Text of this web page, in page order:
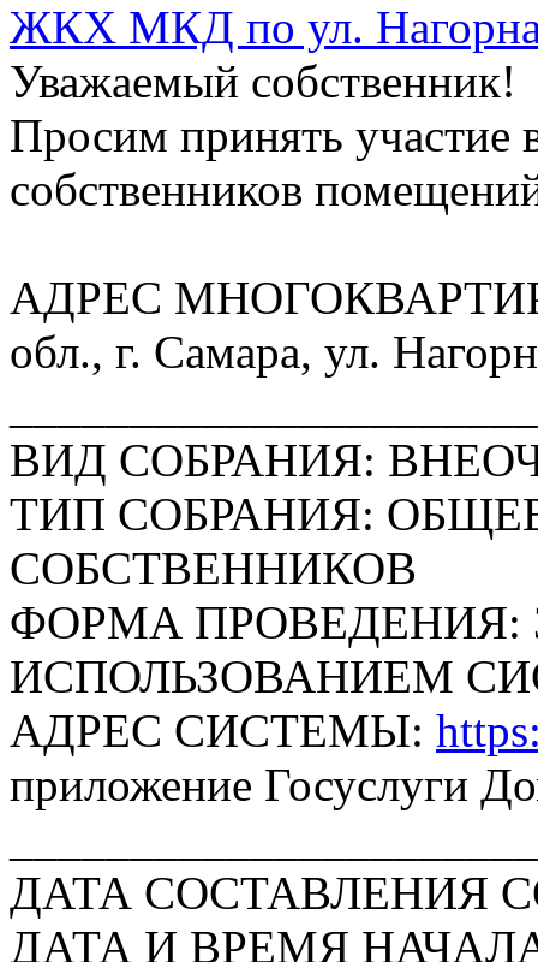
ЖКХ МКД по ул.
Уважаемый собственник!
Просим принять участие
собственников
АДРЕС
обл., г. Самара, ул.
ВИД СОБРАНИЯ:
ТИП СОБРАНИЯ:
СОБСТВЕННИКОВ
ФОРМА ПРОВЕДЕНИЯ:
ИСПОЛЬЗОВАНИЕМ
АДРЕС СИСТЕМЫ:
приложение Госуслуги
ДАТА СОСТАВЛЕНИЯ
ДАТА И ВРЕМЯ